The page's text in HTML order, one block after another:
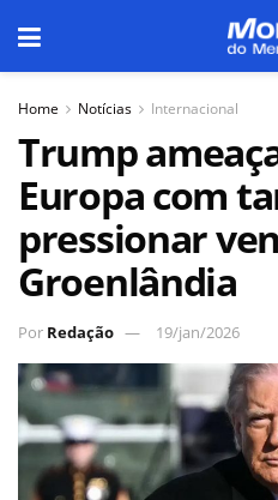
Home Notícias Internacional
Trump
Europa com
pressionar
Groenlândia
Por Redação 19/jan/2026